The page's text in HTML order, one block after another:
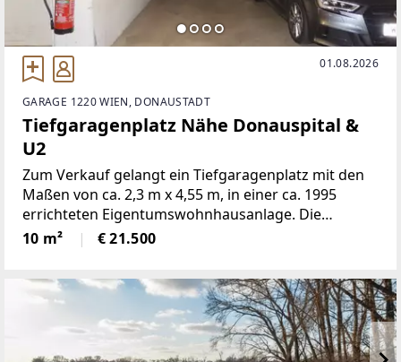
01.08.2026
GARAGE 1220 WIEN, DONAUSTADT
Tiefgaragenplatz Nähe Donauspital &
U2
Zum Verkauf gelangt ein Tiefgaragenplatz mit den
Maßen von ca. 2,3 m x 4,55 m, in einer ca. 1995
errichteten Eigentumswohnhausanlage. Die
Einfahrsthöhe beträgt max. 2,05 m. Die Anlage
befindet sich in ruhiger Wohnlage, nächst U2
10 m² € 21.500